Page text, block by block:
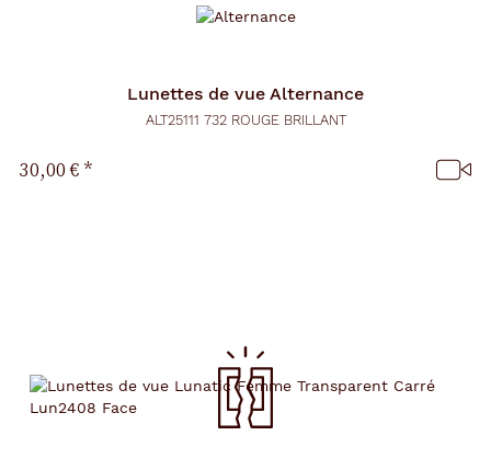
Lunettes de vue Alternance
ALT25111 732 ROUGE BRILLANT
30,00 €*